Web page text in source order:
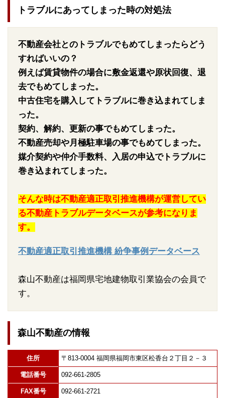
トラブルにあってしまった時の対処法
不動産会社とのトラブルでもめてしまったらどう
すればいいの？
例えば賃貸物件の場合に敷金返還や原状回復、退
去でもめてしまった。
中古住宅を購入してトラブルに巻き込まれてしま
った。
契約、解約、更新の事でもめてしまった。
不動産売却や月極駐車場の事でもめてしまった。
媒介契約や仲介手数料、入居の申込でトラブルに
巻き込まれてしまった。
そんな時は不動産適正取引推進機構が運営してい
る不動産トラブルデータベースが参考になりま
す。
不動産適正取引推進機構 紛争事例データベース
森山不動産は福岡県宅地建物取引業協会の会員で
す。
森山不動産の情報
住所 〒813-0004 福岡県福岡市東区松香台２丁目２－３
電話番号 092-661-2805
FAX番号 092-661-2721